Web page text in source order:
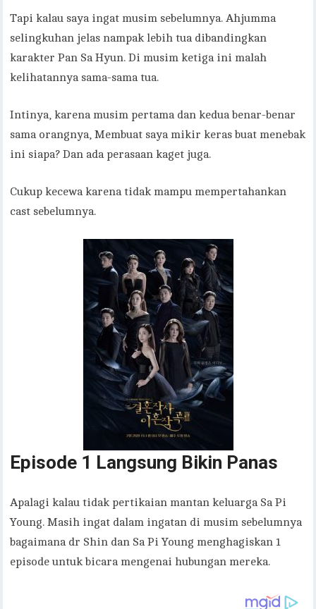
Tapi kalau saya ingat musim sebelumnya. Ahjumma
selingkuhan jelas nampak lebih tua dibandingkan
karakter Pan Sa Hyun. Di musim ketiga ini malah
kelihatannya sama-sama tua.
Intinya, karena musim pertama dan kedua benar-benar
sama orangnya, Membuat saya mikir keras buat menebak
ini siapa? Dan ada perasaan kaget juga.
Cukup kecewa karena tidak mampu mempertahankan
cast sebelumnya.
Episode 1 Langsung Bikin Panas
Apalagi kalau tidak pertikaian mantan keluarga Sa Pi
Young. Masih ingat dalam ingatan di musim sebelumnya
bagaimana dr Shin dan Sa Pi Young menghagiskan 1
episode untuk bicara mengenai hubungan mereka.